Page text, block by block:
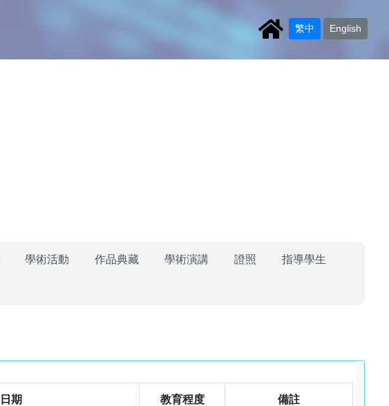
繁中 English
學術活動 作品典藏 學術演講 證照 指導學生
日期 教育程度 備註